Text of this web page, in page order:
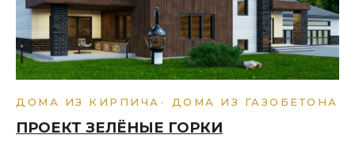
ДОМА ИЗ КИРПИЧА ДОМА ИЗ ГАЗОБЕТОНА
ПРОЕКТ ЗЕЛЁНЫЕ ГОРКИ